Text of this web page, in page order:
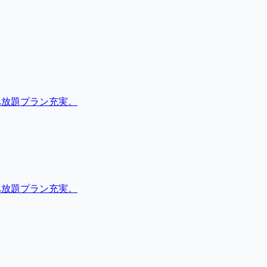
題プラン充実。
題プラン充実。